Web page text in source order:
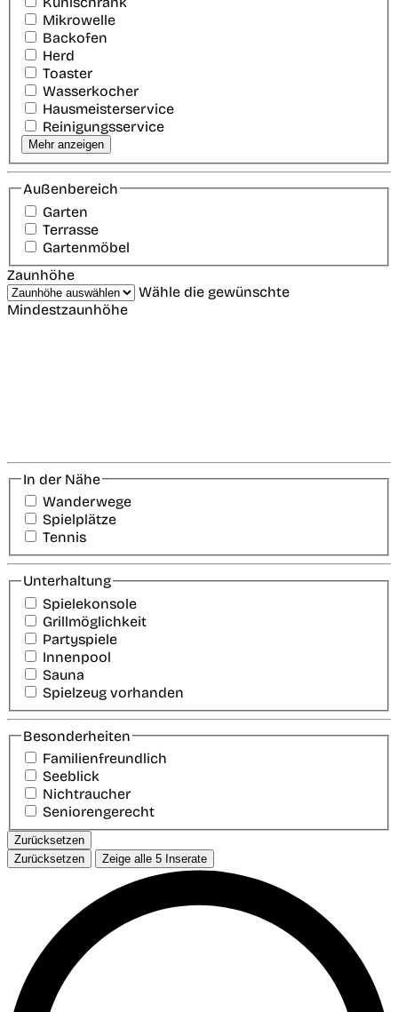
Mikrowelle
Backofen
Herd
Toaster
Wasserkocher
Hausmeisterservice
Reinigungsservice
Mehr anzeigen
Außenbereich
Garten
Terrasse
Gartenmöbel
Zaunhöhe
Wähle die gewünschte
Mindestzaunhöhe
In der Nähe
Wanderwege
Spielplätze
Tennis
Unterhaltung
Spielekonsole
Grillmöglichkeit
Partyspiele
Innenpool
Sauna
Spielzeug vorhanden
Besonderheiten
Familienfreundlich
Seeblick
Nichtraucher
Seniorengerecht
Zurücksetzen
Zurücksetzen
Zeige alle 5 Inserate